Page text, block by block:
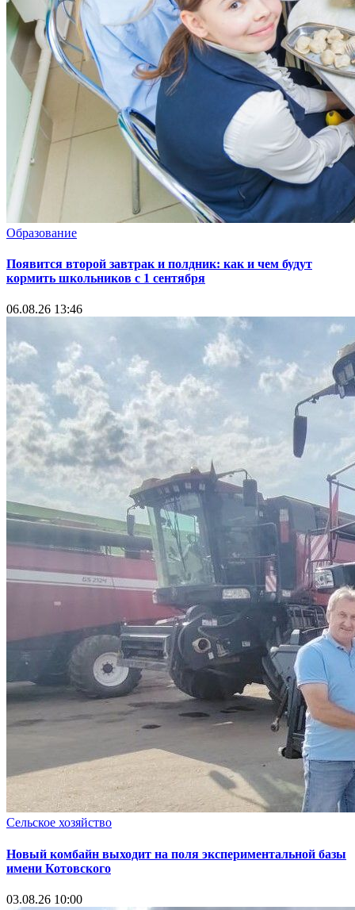
Образование
Появится второй завтрак и полдник: как и чем будут
кормить школьников с 1 сентября
06.08.26 13:46
Сельское хозяйство
Новый комбайн выходит на поля экспериментальной базы
имени Котовского
03.08.26 10:00